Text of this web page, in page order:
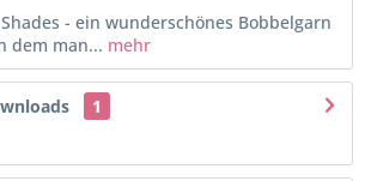
- ein wunderschönes Bobbelgarn
dem man... mehr
1